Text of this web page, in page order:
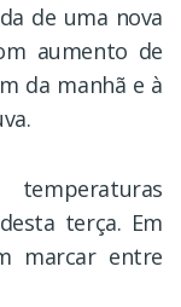
de uma nova
aumento de
da manhã e à
terça. Em
marcar entre